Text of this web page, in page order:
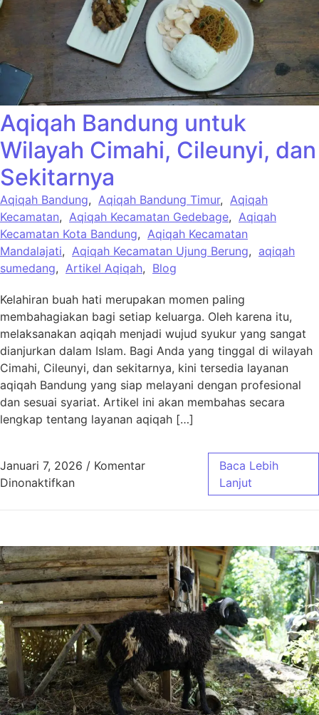
Aqiqah Bandung untuk
Wilayah Cimahi, Cileunyi, dan
Sekitarnya
Aqiqah Bandung, Aqiqah Bandung Timur, Aqiqah
Kecamatan, Aqiqah Kecamatan Gedebage, Aqiqah
Kecamatan Kota Bandung, Aqiqah Kecamatan
Mandalajati, Aqiqah Kecamatan Ujung Berung, aqiqah
sumedang, Artikel Aqiqah, Blog
Kelahiran buah hati merupakan momen paling
membahagiakan bagi setiap keluarga. Oleh karena itu,
melaksanakan aqiqah menjadi wujud syukur yang sangat
dianjurkan dalam Islam. Bagi Anda yang tinggal di wilayah
Cimahi, Cileunyi, dan sekitarnya, kini tersedia layanan
aqiqah Bandung yang siap melayani dengan profesional
dan sesuai syariat. Artikel ini akan membahas secara
lengkap tentang layanan aqiqah […]
Januari 7, 2026 / Komentar
Dinonaktifkanpada Aqiqah Bandung untuk Wilayah
Baca Lebih
Lanjut